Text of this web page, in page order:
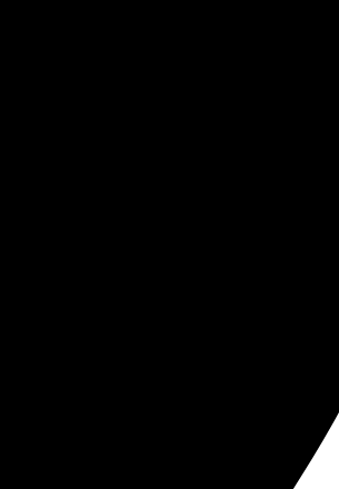
фото, загрузила, настроила параметры и